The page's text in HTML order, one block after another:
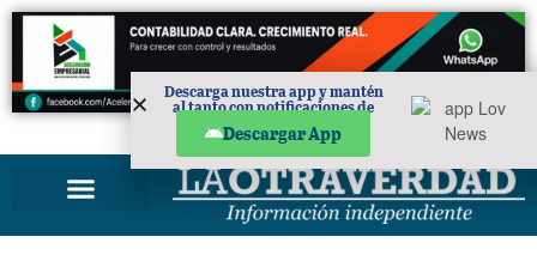
PUBLICIDAD
Descarga nuestra app y mantén
al tanto con notificaciones de
noticias en tu móvil.
Descargar App